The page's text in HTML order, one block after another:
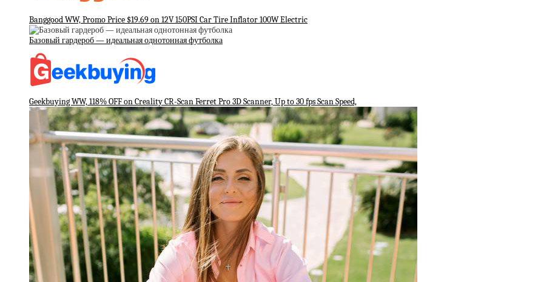
Banggood WW, Promo Price $19.69 on 12V 150PSI Car Tire Inflator 100W Electric
Базовый гардероб — идеальная однотонная футболка
Geekbuying WW, 118% OFF on Creality CR-Scan Ferret Pro 3D Scanner, Up to 30 fps Scan Speed,